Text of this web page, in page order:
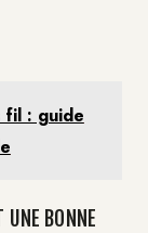
fil : guide
UNE BONNE